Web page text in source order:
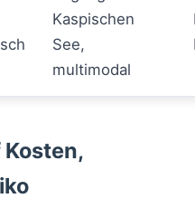
Kaspischen
See,
multimodal